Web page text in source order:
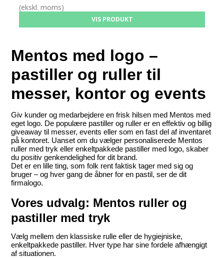
(ekskl. moms)
VIS PRODUKT
Mentos med logo –
pastiller og ruller til
messer, kontor og events
Giv kunder og medarbejdere en frisk hilsen med Mentos med
eget logo. De populære pastiller og ruller er en effektiv og billig
giveaway til messer, events eller som en fast del af inventaret
på kontoret. Uanset om du vælger personaliserede Mentos
ruller med tryk eller enkeltpakkede pastiller med logo, skaber
du positiv genkendelighed for dit brand.
Det er en lille ting, som folk rent faktisk tager med sig og
bruger – og hver gang de åbner for en pastil, ser de dit
firmalogo.
Vores udvalg: Mentos ruller og
pastiller med tryk
Vælg mellem den klassiske rulle eller de hygiejniske,
enkeltpakkede pastiller. Hver type har sine fordele afhængigt
af situationen.